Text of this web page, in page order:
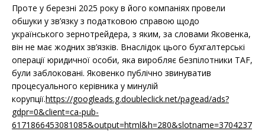
Проте у березні 2025 року в його компаніях провели
обшуки у зв’язку з податковою справою щодо
українського зернотрейдера, з яким, за словами Яковенка,
він не має жодних зв’язків. Внаслідок цього бухгалтерські
операції юридичної особи, яка виробляє безпілотники TAF,
були заблоковані. Яковенко публічно звинуватив
процесуального керівника у минулій
корупції.https://googleads.g.doubleclick.net/pagead/ads?
gdpr=0&client=ca-pub-
6171866453081085&output=html&h=280&slotname=3704237